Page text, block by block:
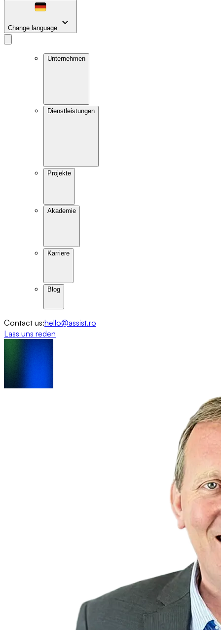
Change language
Unternehmen
Dienstleistungen
Projekte
Akademie
Karriere
Blog
Contact us:hello@assist.ro
Lass uns reden